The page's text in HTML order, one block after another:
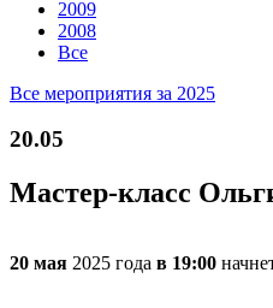
2009
2008
Все
Все мероприятия за 2025
20.05
Мастер-класс
20 мая 2025 года в 19:00